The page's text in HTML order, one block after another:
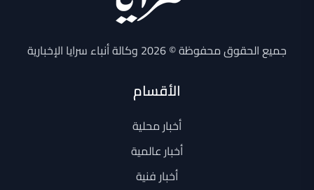
جميع الحقوق محفوظة © 2026 وكالة أنباء سرايا الإخبارية
الأقسام
أخبار محلية
أخبار عالمية
أخبار فنية